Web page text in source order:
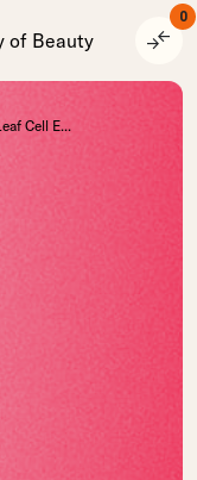
of Beauty compare_arrows
0
Cell E...